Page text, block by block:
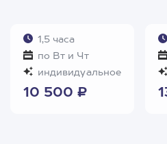
1,5 часа
по Вт и Чт
индивидуальное
10 500 ₽